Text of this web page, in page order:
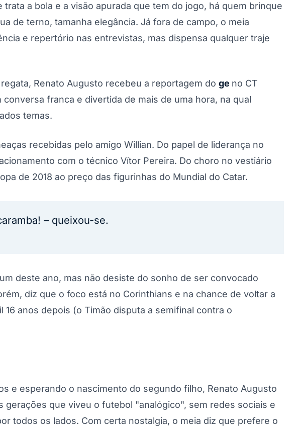
trata a bola e a visão apurada que tem do jogo, há quem brinque
de terno, tamanha elegância. Já fora de campo, o meia
e repertório nas entrevistas, mas dispensa qualquer traje
Renato Augusto recebeu a reportagem do ge no CT
conversa franca e divertida de mais de uma hora, na qual
temas.
recebidas pelo amigo Willian. Do papel de liderança no
com o técnico Vítor Pereira. Do choro no vestiário
de 2018 ao preço das figurinhas do Mundial do Catar.
– queixou-se.
deste ano, mas não desiste do sonho de ser convocado
diz que o foco está no Corinthians e na chance de voltar a
16 anos depois (o Timão disputa a semifinal contra o
e esperando o nascimento do segundo filho, Renato Augusto
gerações que viveu o futebol "analógico", sem redes sociais e
todos os lados. Com certa nostalgia, o meia diz que prefere o